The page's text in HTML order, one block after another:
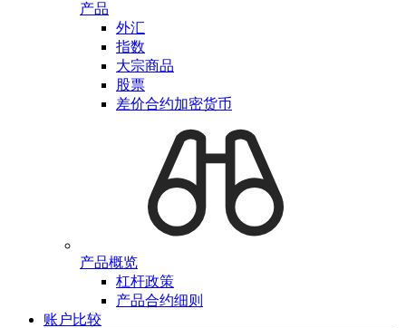
产品
外汇
指数
大宗商品
股票
差价合约加密货币
产品概览
杠杆政策
产品合约细则
账户比较